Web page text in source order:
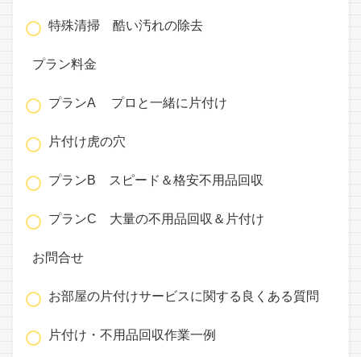
特殊清掃 酷い汚れの除去
プラン料金
プランA プロと一緒に片付け
片付け虎の穴
プランB スピード＆格安不用品回収
プランC 大量の不用品回収＆片付け
お問合せ
お部屋の片付けサービスに関する良くある質問
片付け・不用品回収作業一例